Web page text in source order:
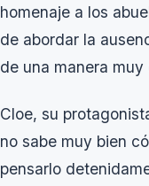
homenaje a los
de abordar la
de una manera muy
Cloe, su
no sabe muy bien
pensarlo